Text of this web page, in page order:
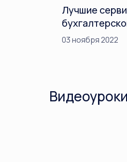
Лучшие
03 ноября 2022
Видеоуроки